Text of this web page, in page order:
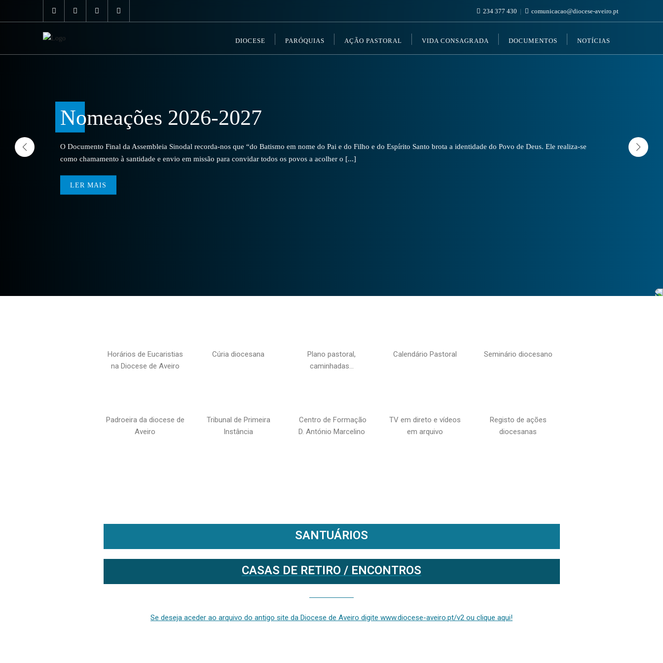
234 377 430 comunicacao@diocese-aveiro.pt
DIOCESE PARÓQUIAS AÇÃO PASTORAL VIDA CONSAGRADA DOCUMENTOS NOTÍCIAS
Nomeações 2026-2027
O Documento Final da Assembleia Sinodal recorda-nos que “do Batismo em nome do Pai e do Filho e do Espírito Santo brota a identidade do Povo de Deus. Ele realiza-se
como chamamento à santidade e envio em missão para convidar todos os povos a acolher o [...]
LER MAIS
Horários de Eucaristias
na Diocese de Aveiro
Cúria diocesana
Plano pastoral,
caminhadas…
Calendário Pastoral Seminário diocesano
Padroeira da diocese de
Aveiro
Tribunal de Primeira
Instância
Centro de Formação
D. António Marcelino
TV em direto e vídeos
em arquivo
Registo de ações
diocesanas
SANTUÁRIOS
CASAS DE RETIRO / ENCONTROS
Se deseja aceder ao arquivo do antigo site da Diocese de Aveiro digite www.diocese-aveiro.pt/v2 ou clique aqui!